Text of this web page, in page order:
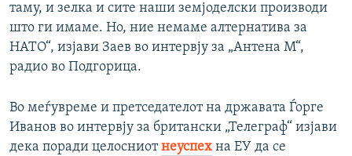
таму, и зелка и сите наши земјоделски производи
што ги имаме. Но, ние немаме алтернатива за
НАТО“, изјави Заев во интервју за „Антена М“,
радио во Подгорица.
Во меѓувреме и претседателот на државата Ѓорге
Иванов во интервју за британски „Телеграф“ изјави
дека поради целосниотнеуспех на ЕУ да се